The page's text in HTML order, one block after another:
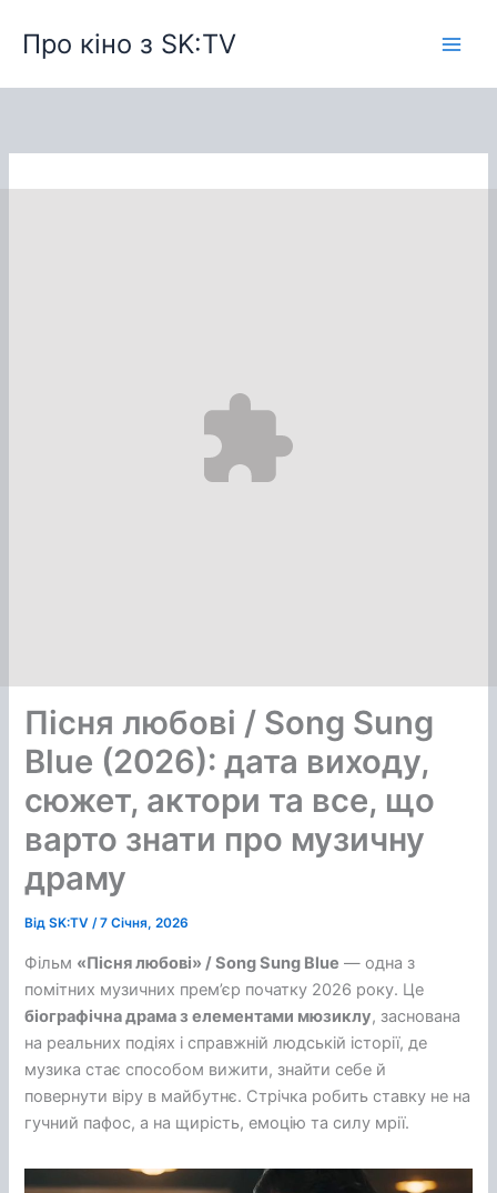
вмісту
Про кіно з SK:TV
Пісня любові / Song Sung
Blue (2026): дата виходу,
сюжет, актори та все, що
варто знати про музичну
драму
ВідSK:TV/7 Січня, 2026
Фільм «Пісня любові» / Song Sung Blue — одна з
помітних музичних прем’єр початку 2026 року. Це
біографічна драма з елементами мюзиклу, заснована
на реальних подіях і справжній людській історії, де
музика стає способом вижити, знайти себе й
повернути віру в майбутнє. Стрічка робить ставку не на
гучний пафос, а на щирість, емоцію та силу мрії.